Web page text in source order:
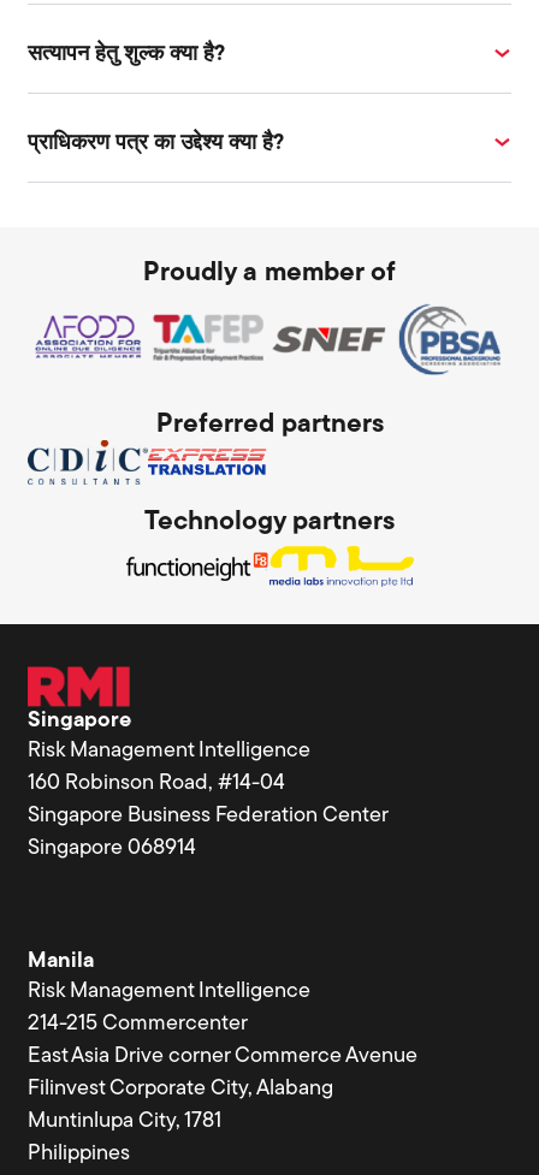
सत्यापन हेतु शुल्क क्या है?
प्राधिकरण पत्र का उद्देश्य क्या है?
Proudly a member of
Preferred partners
Technology partners
Singapore
Risk Management Intelligence
160 Robinson Road, #14-04
Singapore Business Federation Center
Singapore 068914
Manila
Risk Management Intelligence
214-215 Commercenter
East Asia Drive corner Commerce Avenue
Filinvest Corporate City, Alabang
Muntinlupa City, 1781
Philippines